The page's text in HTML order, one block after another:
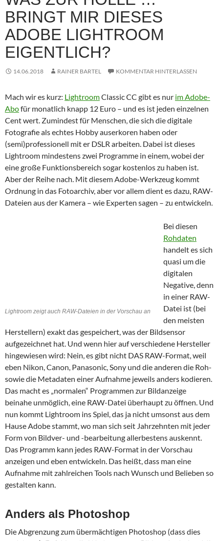
BRINGT MIR DIESES
ADOBE LIGHTROOM
EIGENTLICH?
14.06.2018 RAINER BARTEL KOMMENTAR HINTERLASSEN
Mach wir es kurz: LightroomClassic CC gibt es nur im Adobe-
Abofür monatlich knapp 12 Euro – und es ist jeden einzelnen
Cent wert. Zumindest für Menschen, die sich die digitale
Fotografie als echtes Hobby auserkoren haben oder
(semi)professionell mit er DSLR arbeiten. Dabei ist dieses
Lightroom mindestens zwei Programme in einem, wobei der
eine große Funktionsbereich sogar kostenlos zu haben ist.
Aber der Reihe nach. Mit diesem Adobe-Werkzeug kommt
Ordnung in das Fotoarchiv, aber vor allem dient es dazu, RAW-
Dateien aus der Kamera – wie Experten sagen – zu entwickeln.
Lightroom zeigt auch RAW-Dateien in der Vorschau an
Bei diesen
Rohdaten
handelt es sich
quasi um die
digitalen
Negative, denn
in einer RAW-
Datei ist (bei
den meisten
Herstellern) exakt das gespeichert, was der Bildsensor
aufgezeichnet hat. Und wenn hier auf verschiedene Hersteller
hingewiesen wird: Nein, es gibt nicht DAS RAW-Format, weil
eben Nikon, Canon, Panasonic, Sony und die anderen die Roh-
sowie die Metadaten einer Aufnahme jeweils anders kodieren.
Das macht es „normalen“ Programmen zur Bildanzeige
beinahe unmöglich, eine RAW-Datei überhaupt zu öffnen. Und
nun kommt Lightroom ins Spiel, das ja nicht umsonst aus dem
Hause Adobe stammt, wo man sich seit Jahrzehnten mit jeder
Form von Bildver- und -bearbeitung allerbestens auskennt.
Das Programm kann jedes RAW-Format in der Vorschau
anzeigen und eben entwickeln. Das heißt, dass man eine
Aufnahme mit zahlreichen Tools nach Wunsch und Belieben so
gestalten kann.
Anders als Photoshop
Die Abgrenzung zum übermächtigen Photoshop (dass dies